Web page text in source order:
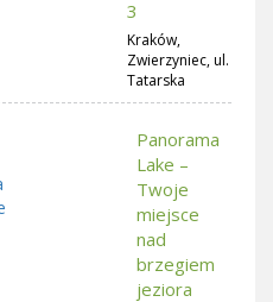
3
Kraków,
Zwierzyniec, ul.
Tatarska
Panorama
Lake –
Twoje
miejsce
nad
brzegiem
jeziora